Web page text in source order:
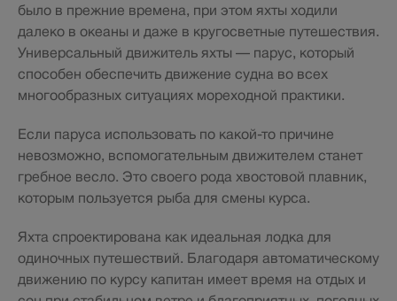
было в прежние времена, при этом яхты ходили
далеко в океаны и даже в кругосветные путешествия.
Универсальный движитель яхты — парус, который
способен обеспечить движение судна во всех
многообразных ситуациях мореходной практики.
Если паруса использовать по какой-то причине
невозможно, вспомогательным движителем станет
гребное весло. Это своего рода хвостовой плавник,
которым пользуется рыба для смены курса.
Яхта спроектирована как идеальная лодка для
одиночных путешествий. Благодаря автоматическому
движению по курсу капитан имеет время на отдых и